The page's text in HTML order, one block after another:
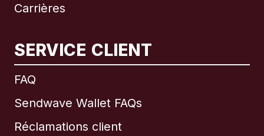
Carrières
SERVICE CLIENT
FAQ
Sendwave Wallet FAQs
Réclamations client
International English
Brésil